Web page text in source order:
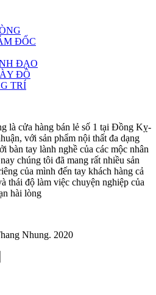
ĐỐC
ĐẠO
ĐỒ
TRÍ
là cửa hàng bán lẻ số 1 tại Đồng Kỵ-
với sản phẩm nội thất đa dạng
bàn tay lành nghề của các mộc nhân
chúng tôi đã mang rất nhiều sản
của mình đến tay khách hàng cả
thái độ làm việc chuyện nghiệp của
hài lòng
Nhung. 2020